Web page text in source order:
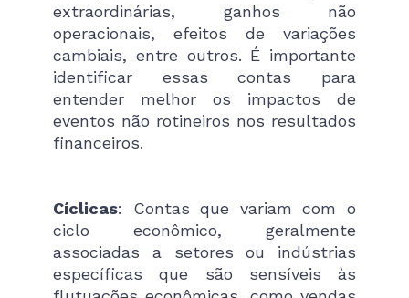
extraordinárias, ganhos não
operacionais, efeitos de variações
cambiais, entre outros. É importante
identificar essas contas para
entender melhor os impactos de
eventos não rotineiros nos resultados
financeiros.
Cíclicas: Contas que variam com o
ciclo econômico, geralmente
associadas a setores ou indústrias
específicas que são sensíveis às